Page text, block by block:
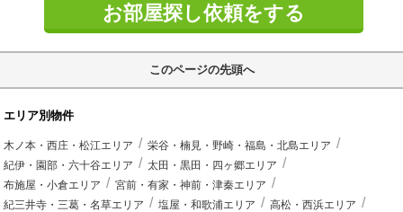
お部屋探し依頼をする
このページの先頭へ
エリア別物件
木ノ本・西庄・松江エリア
栄谷・楠見・野崎・福島・北島エリア
紀伊・園部・六十谷エリア
太田・黒田・四ヶ郷エリア
布施屋・小倉エリア
宮前・有家・神前・津秦エリア
紀三井寺・三葛・名草エリア
塩屋・和歌浦エリア
高松・西浜エリア